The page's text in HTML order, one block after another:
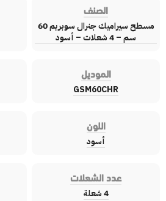
الصنف
مسطح سيراميك جنرال سوبريم 60
سم – 4 شعلات – أسود
الموديل
GSM60CHR
اللون
أسود
عدد الشعلات
4 شعلة